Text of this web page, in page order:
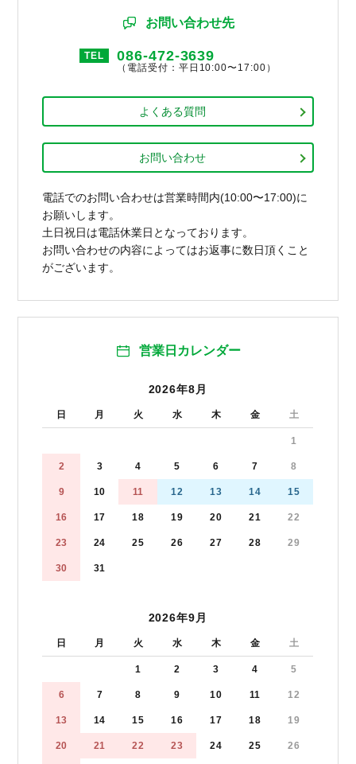
お問い合わせ先
TEL 086-472-3639
（電話受付：平日10:00〜17:00）
よくある質問
お問い合わせ
電話でのお問い合わせは営業時間内(10:00〜17:00)に
お願いします。
土日祝日は電話休業日となっております。
お問い合わせの内容によってはお返事に数日頂くこと
がございます。
営業日カレンダー
2026年8月
日 月 火 水 木 金 土
1
2 3 4 5 6 7 8
9 10 11 12 13 14 15
16 17 18 19 20 21 22
23 24 25 26 27 28 29
30 31
2026年9月
日 月 火 水 木 金 土
1 2 3 4 5
6 7 8 9 10 11 12
13 14 15 16 17 18 19
20 21 22 23 24 25 26